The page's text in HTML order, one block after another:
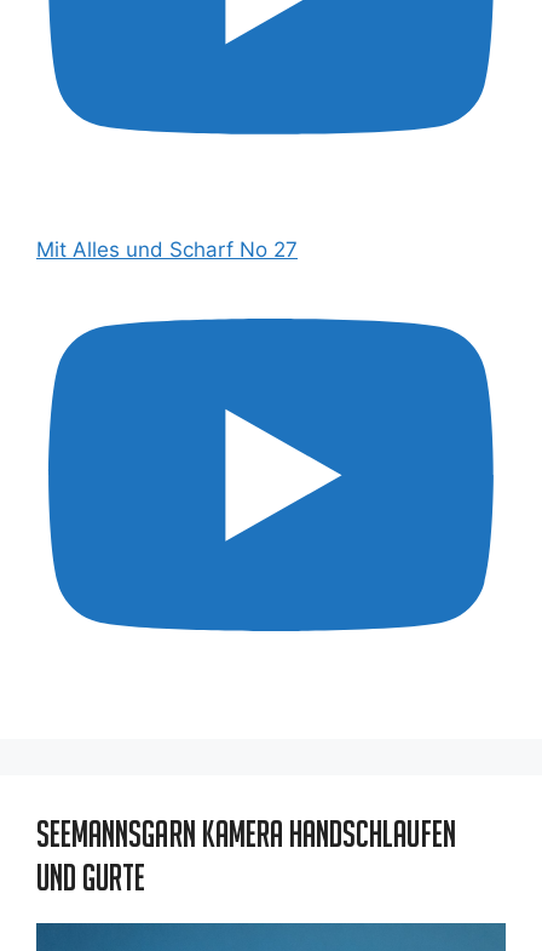
Mit Alles und Scharf No 27
Seemannsgarn Kamera Handschlaufen
und Gurte